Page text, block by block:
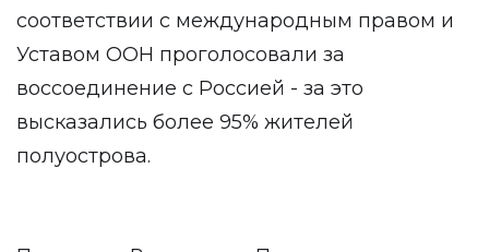
соответствии с международным правом и
Уставом ООН проголосовали за
воссоединение с Россией - за это
высказались более 95% жителей
полуострова.